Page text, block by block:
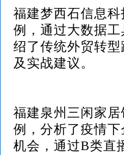
福建梦西石信息
例，通过大数据
绍了传统外贸转
及实战建议。
福建泉州三闲家
例，分析了疫情
机会，通过B类直